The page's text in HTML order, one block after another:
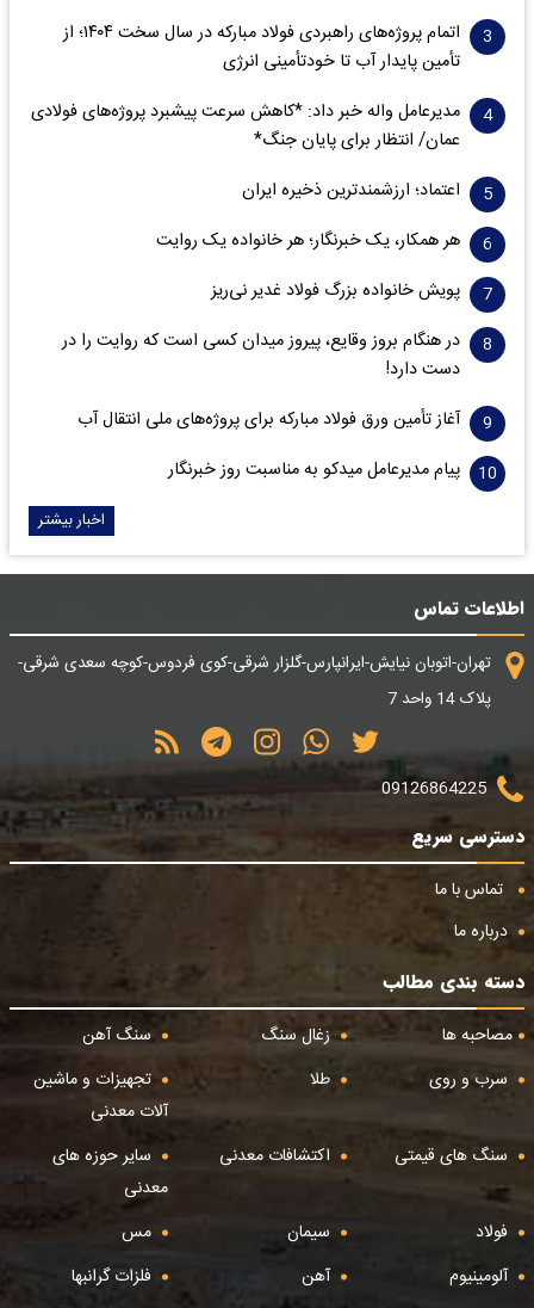
اتمام پروژه‌های راهبردی فولاد مبارکه در سال سخت ۱۴۰۴؛ از
تأمین پایدار آب تا خودتأمینی انرژی
مدیرعامل واله خبر داد: *کاهش سرعت پیشبرد پروژه‌های فولادی
عمان/ انتظار برای پایان جنگ*
اعتماد؛ ارزشمندترین ذخیره ایران
هر همکار، یک خبرنگار؛ هر خانواده یک روایت
پویش خانواده بزرگ فولاد غدیر نی‌ریز
در هنگام بروز وقایع، پیروز میدان کسی است که روایت را در
دست دارد!
آغاز تأمین ورق فولاد مبارکه برای پروژه‌های ملی انتقال آب
پیام مدیرعامل میدکو به مناسبت روز خبرنگار
اخبار بیشتر
اطلاعات تماس
تهران-اتوبان نیایش-ایرانپارس-گلزار شرقی-کوی فردوس-کوچه سعدی شرقی-
پلاک 14 واحد 7
09126864225
دسترسی سریع
تماس با ما
درباره ما
دسته بندی مطالب
مصاحبه ها
زغال سنگ
سنگ آهن
سرب و روی
طلا
تجهیزات و ماشین
آلات معدنی
سنگ های قیمتی
اکتشافات معدنی
سایر حوزه های
معدنی
فولاد
سیمان
مس
آلومینیوم
آهن
فلزات گرانبها